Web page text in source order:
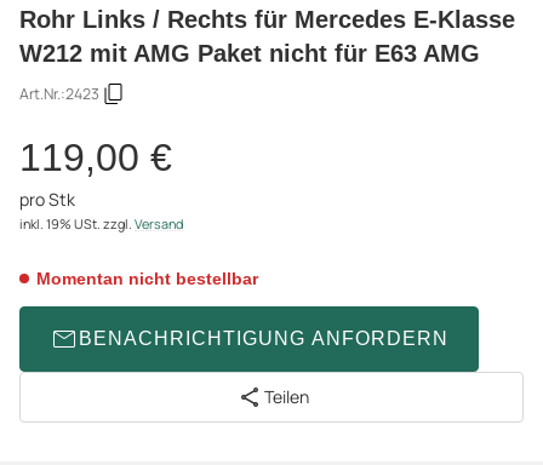
Rohr Links / Rechts für Mercedes E-Klasse
W212 mit AMG Paket nicht für E63 AMG
Art.Nr.:2423
119,00 €
pro Stk
inkl. 19% USt. zzgl. Versand
Momentan nicht bestellbar
BENACHRICHTIGUNG ANFORDERN
Teilen